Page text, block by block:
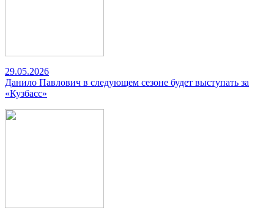
29.05.2026
Данило Павлович в следующем сезоне будет выступать за
«Кузбасс»